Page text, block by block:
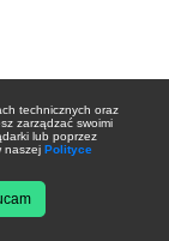
technicznych oraz
zarządzać swoimi
lub poprzez
naszej Polityce